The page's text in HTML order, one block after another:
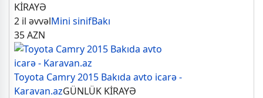
KİRAYƏ
2 il əvvəlMini sinifBakı
35AZN
Toyota Camry 2015 Bakıda avto icarə -
Karavan.azGÜNLÜK KİRAYƏ